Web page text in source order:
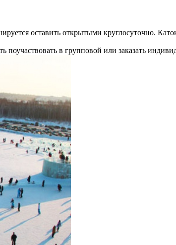
оставить открытыми круглосуточно.
поучаствовать в групповой или заказать